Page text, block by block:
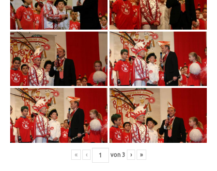
« ‹ von 3 › »